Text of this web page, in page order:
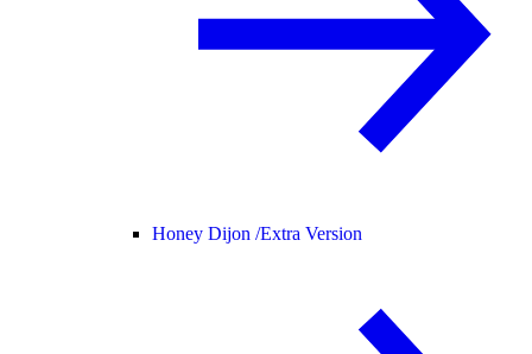
Honey Dijon /Extra Version